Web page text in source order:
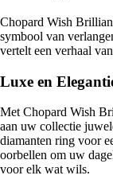
Chopard Wish
symbool van
vertelt een verhaal
Luxe en
Met Chopard Wish
aan uw collectie
diamanten ring voor
oorbellen om uw
voor elk wat wils.